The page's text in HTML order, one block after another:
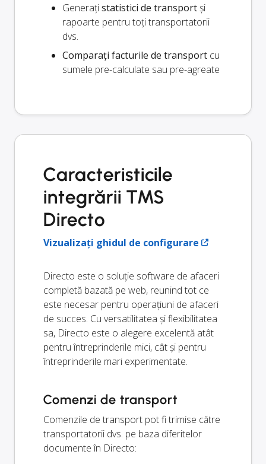
Generațistatistici de transportși
rapoarte pentru toți transportatorii
dvs.
Comparați facturile de transport cu
sumele pre-calculate sau pre-agreate
Caracteristicile
integrării TMS
Directo
Vizualizați ghidul de configurare
Directo este o soluție software de afaceri
completă bazată pe web, reunind tot ce
este necesar pentru operațiuni de afaceri
de succes. Cu versatilitatea și flexibilitatea
sa, Directo este o alegere excelentă atât
pentru întreprinderile mici, cât și pentru
întreprinderile mari experimentate.
Comenzi de transport
Comenzile de transport pot fi trimise către
transportatorii dvs. pe baza diferitelor
documente în Directo: